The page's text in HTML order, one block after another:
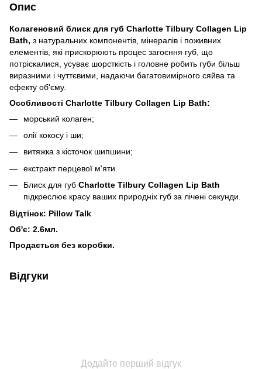
Опис
Колагеновий блиск для губ Charlotte Tilbury Collagen Lip
Bath, з натуральних компонентів, мінералів і поживних
елементів, які прискорюють процес загоєння губ, що
потріскалися, усуває шорсткість і головне робить губи більш
виразними і чуттєвими, надаючи багатовимірного сяйва та
ефекту об'єму.
Особливості Charlotte Tilbury Collagen Lip Bath:
морський колаген;
олії кокосу і ши;
витяжка з кісточок шипшини;
екстракт перцевої м'яти.
Блиск для губ Charlotte Tilbury Collagen Lip Bath
підкреслює красу ваших природніх губ за лічені секунди.
Відтінок: Pillow Talk
Об'є: 2.6мл.
Продається без коробки.
Відгуки
Додайте перший відгук